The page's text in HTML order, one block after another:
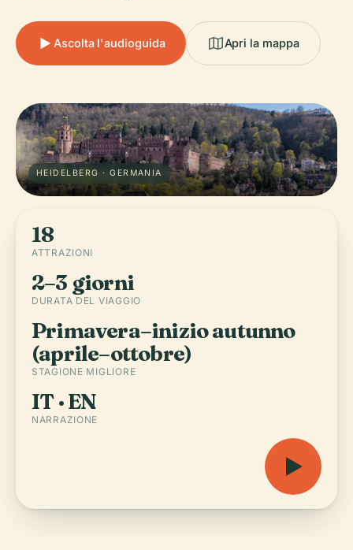
Ascolta l'audioguida Apri la mappa
HEIDELBERG · GERMANIA
18
ATTRAZIONI
2–3 giorni
DURATA DEL VIAGGIO
Primavera–inizio autunno
(aprile–ottobre)
STAGIONE MIGLIORE
IT · EN
NARRAZIONE